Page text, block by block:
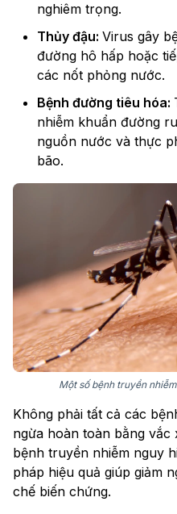
nghiêm trọng.
Thủy đậu: Virus gây
đường hô hấp hoặc
các nốt phỏng nước.
Bệnh đường tiêu hóa:
nhiễm khuẩn đường
nguồn nước và thực
bão.
Một số bệnh truyền
Không phải tất cả các
ngừa hoàn toàn bằng vắc
bệnh truyền nhiễm nguy
pháp hiệu quả giúp giảm
chế biến chứng.